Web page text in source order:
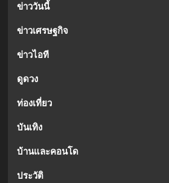
ข่าววันนี้
ข่าวเศรษฐกิจ
ข่าวไอที
ดูดวง
ท่องเที่ยว
บันเทิง
บ้านและคอนโด
ประวัติ